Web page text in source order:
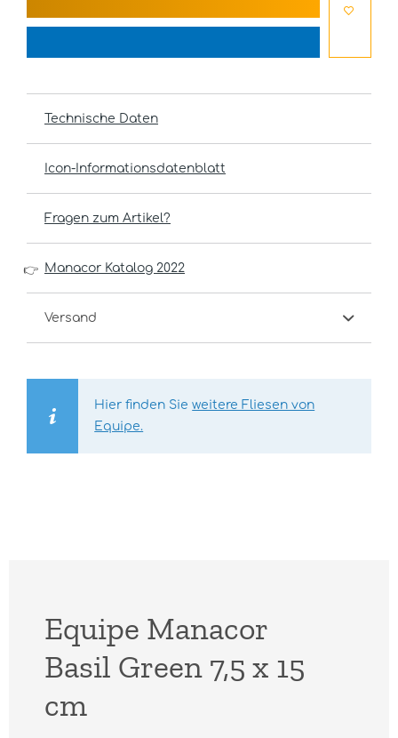
Technische Daten
Icon-Informationsdatenblatt
Fragen zum Artikel?
👉 Manacor Katalog 2022
Versand
Hier finden Sieweitere Fliesen von
Equipe.
Equipe Manacor
Basil Green 7,5 x 15
cm